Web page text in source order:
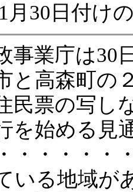
月30日付け
事業庁は30
と高森町の
民票の写し
を始める見
・・・・・
いる地域が